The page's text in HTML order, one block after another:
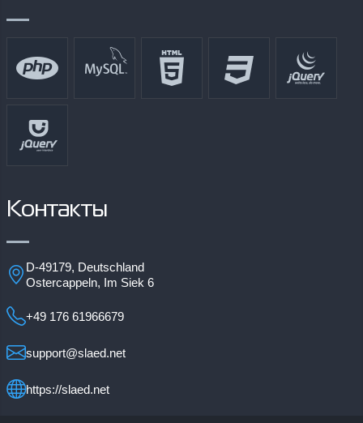
Контакты
D-49179, Deutschland
Ostercappeln, Im Siek 6
+49 176 61966679
support@slaed.net
https://slaed.net